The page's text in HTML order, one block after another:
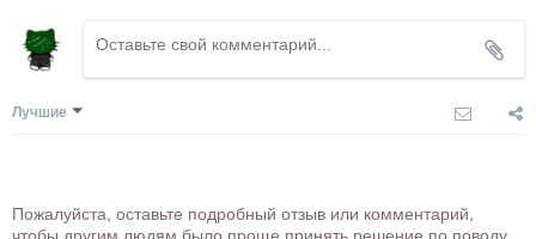
Лучшие
Пожалуйста, оставьте подробный отзыв или комментарий,